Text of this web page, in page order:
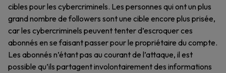
cibles pour les cybercriminels. Les personnes qui ont un plus
grand nombre de followers sont une cible encore plus prisée,
car les cybercriminels peuvent tenter d’escroquer ces
abonnés en se faisant passer pour le propriétaire du compte.
Les abonnés n’étant pas au courant de l’attaque, il est
possible qu’ils partagent involontairement des informations